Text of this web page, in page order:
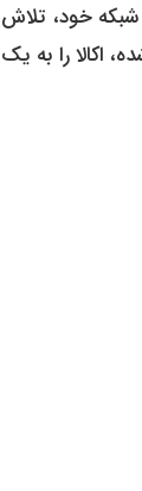
شبکه خود، تلاش
اکالا را به یک